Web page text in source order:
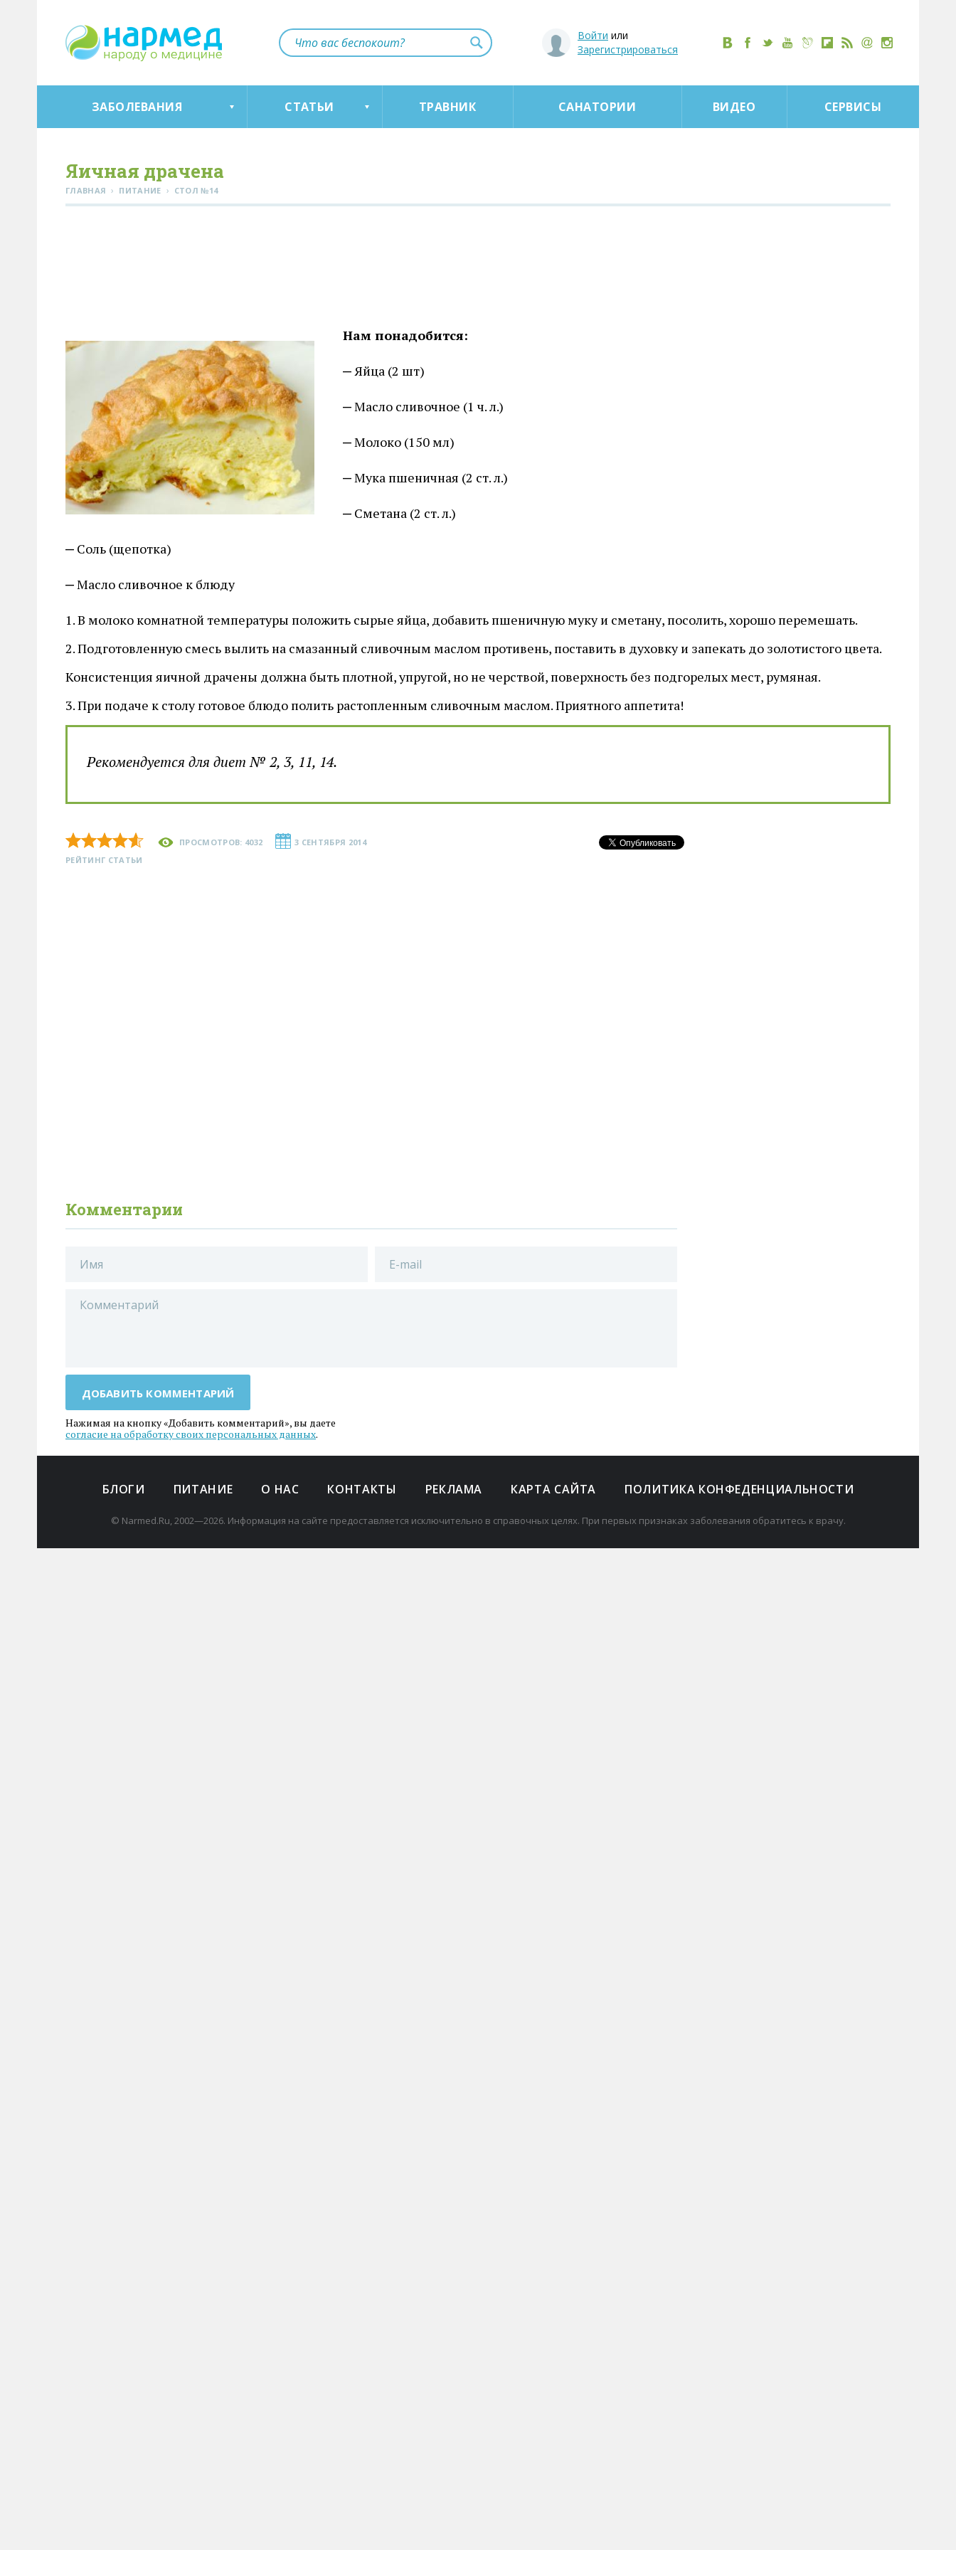
Войти или
Зарегистрироваться
ЗАБОЛЕВАНИЯ СТАТЬИ ТРАВНИК САНАТОРИИ ВИДЕО СЕРВИСЫ
Яичная драчена
ГЛАВНАЯ › ПИТАНИЕ › СТОЛ №14
Нам понадобится:
Яйца (2 шт)
Масло сливочное (1 ч. л.)
Молоко (150 мл)
Мука пшеничная (2 ст. л.)
Сметана (2 ст. л.)
Соль (щепотка)
Масло сливочное к блюду
1. В молоко комнатной температуры положить сырые яйца, добавить пшеничную муку и сметану, посолить, хорошо перемешать.
2. Подготовленную смесь вылить на смазанный сливочным маслом противень, поставить в духовку и запекать до золотистого цвета.
Консистенция яичной драчены должна быть плотной, упругой, но не черствой, поверхность без подгорелых мест, румяная.
3. При подаче к столу готовое блюдо полить растопленным сливочным маслом. Приятного аппетита!
Рекомендуется для диет № 2, 3, 11, 14.
РЕЙТИНГ СТАТЬИ
ПРОСМОТРОВ: 4032 3 СЕНТЯБРЯ 2014
Комментарии
ДОБАВИТЬ КОММЕНТАРИЙ
Нажимая на кнопку «Добавить комментарий», вы даете
согласие на обработку своих персональных данных.
БЛОГИ ПИТАНИЕ О НАС КОНТАКТЫ РЕКЛАМА КАРТА САЙТА ПОЛИТИКА КОНФЕДЕНЦИАЛЬНОСТИ
© Narmed.Ru, 2002—2026. Информация на сайте предоставляется исключительно в справочных целях. При первых признаках заболевания обратитесь к врачу.